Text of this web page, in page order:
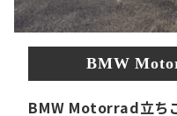
BMW
BMW Motorrad立ち